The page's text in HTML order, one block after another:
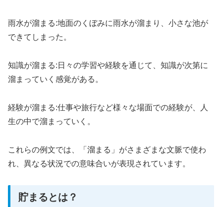
雨水が溜まる:地面のくぼみに雨水が溜まり、小さな池が
できてしまった。
知識が溜まる:日々の学習や経験を通じて、知識が次第に
溜まっていく感覚がある。
経験が溜まる:仕事や旅行など様々な場面での経験が、人
生の中で溜まっていく。
これらの例文では、「溜まる」がさまざまな文脈で使わ
れ、異なる状況での意味合いが表現されています。
貯まるとは？